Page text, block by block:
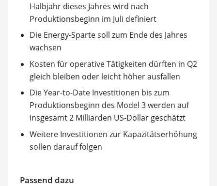
Halbjahr dieses Jahres wird nach
Produktionsbeginn im Juli definiert
Die Energy-Sparte soll zum Ende des Jahres
wachsen
Kosten für operative Tätigkeiten dürften in Q2
gleich bleiben oder leicht höher ausfallen
Die Year-to-Date Investitionen bis zum
Produktionsbeginn des Model 3 werden auf
insgesamt 2 Milliarden US-Dollar geschätzt
Weitere Investitionen zur Kapazitätserhöhung
sollen darauf folgen
Passend dazu